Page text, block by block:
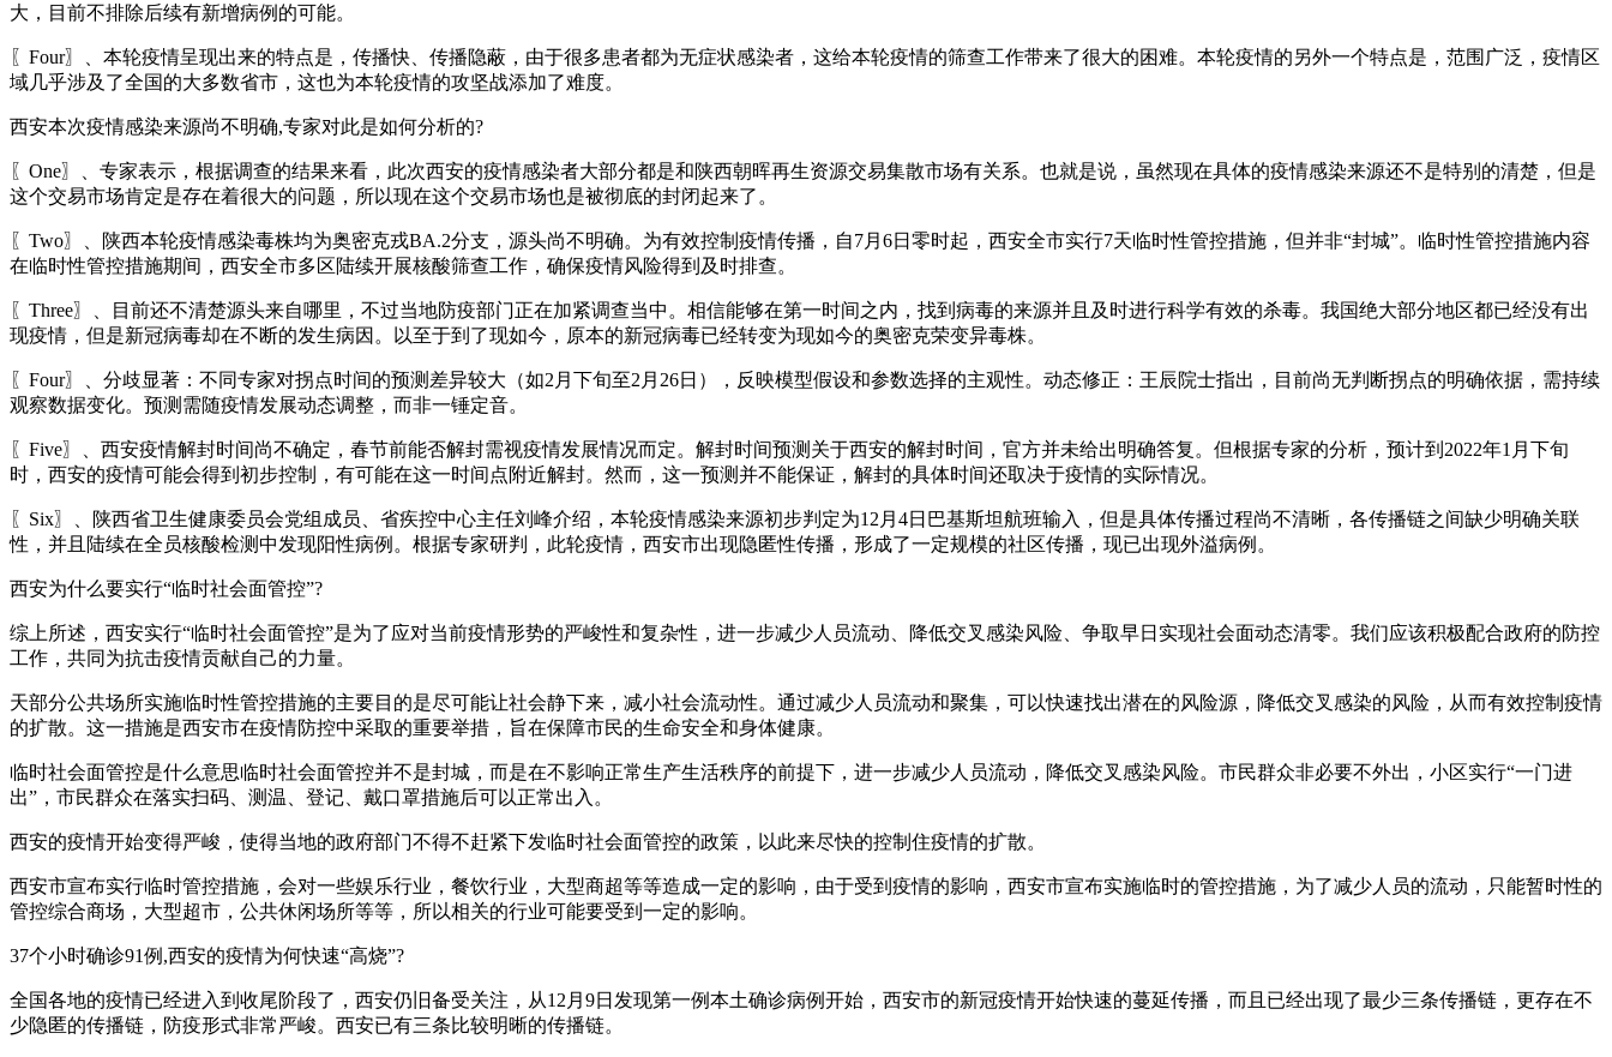
大，目前不排除后续有新增病例的可能。
〖Four〗、本轮疫情呈现出来的特点是，传播快、传播隐蔽，由于很多患者都为无症状感染者，这给本轮疫情的筛查工作带来了很大的困难。本轮疫情的另外一个特点是，范围广泛，疫情区
域几乎涉及了全国的大多数省市，这也为本轮疫情的攻坚战添加了难度。
西安本次疫情感染来源尚不明确,专家对此是如何分析的?
〖One〗、专家表示，根据调查的结果来看，此次西安的疫情感染者大部分都是和陕西朝晖再生资源交易集散市场有关系。也就是说，虽然现在具体的疫情感染来源还不是特别的清楚，但是
这个交易市场肯定是存在着很大的问题，所以现在这个交易市场也是被彻底的封闭起来了。
〖Two〗、陕西本轮疫情感染毒株均为奥密克戎BA.2分支，源头尚不明确。为有效控制疫情传播，自7月6日零时起，西安全市实行7天临时性管控措施，但并非“封城”。临时性管控措施内容
在临时性管控措施期间，西安全市多区陆续开展核酸筛查工作，确保疫情风险得到及时排查。
〖Three〗、目前还不清楚源头来自哪里，不过当地防疫部门正在加紧调查当中。相信能够在第一时间之内，找到病毒的来源并且及时进行科学有效的杀毒。我国绝大部分地区都已经没有出
现疫情，但是新冠病毒却在不断的发生病因。以至于到了现如今，原本的新冠病毒已经转变为现如今的奥密克荣变异毒株。
〖Four〗、分歧显著：不同专家对拐点时间的预测差异较大（如2月下旬至2月26日），反映模型假设和参数选择的主观性。动态修正：王辰院士指出，目前尚无判断拐点的明确依据，需持续
观察数据变化。预测需随疫情发展动态调整，而非一锤定音。
〖Five〗、西安疫情解封时间尚不确定，春节前能否解封需视疫情发展情况而定。解封时间预测关于西安的解封时间，官方并未给出明确答复。但根据专家的分析，预计到2022年1月下旬
时，西安的疫情可能会得到初步控制，有可能在这一时间点附近解封。然而，这一预测并不能保证，解封的具体时间还取决于疫情的实际情况。
〖Six〗、陕西省卫生健康委员会党组成员、省疾控中心主任刘峰介绍，本轮疫情感染来源初步判定为12月4日巴基斯坦航班输入，但是具体传播过程尚不清晰，各传播链之间缺少明确关联
性，并且陆续在全员核酸检测中发现阳性病例。根据专家研判，此轮疫情，西安市出现隐匿性传播，形成了一定规模的社区传播，现已出现外溢病例。
西安为什么要实行“临时社会面管控”?
综上所述，西安实行“临时社会面管控”是为了应对当前疫情形势的严峻性和复杂性，进一步减少人员流动、降低交叉感染风险、争取早日实现社会面动态清零。我们应该积极配合政府的防控
工作，共同为抗击疫情贡献自己的力量。
天部分公共场所实施临时性管控措施的主要目的是尽可能让社会静下来，减小社会流动性。通过减少人员流动和聚集，可以快速找出潜在的风险源，降低交叉感染的风险，从而有效控制疫情
的扩散。这一措施是西安市在疫情防控中采取的重要举措，旨在保障市民的生命安全和身体健康。
临时社会面管控是什么意思临时社会面管控并不是封城，而是在不影响正常生产生活秩序的前提下，进一步减少人员流动，降低交叉感染风险。市民群众非必要不外出，小区实行“一门进
出”，市民群众在落实扫码、测温、登记、戴口罩措施后可以正常出入。
西安的疫情开始变得严峻，使得当地的政府部门不得不赶紧下发临时社会面管控的政策，以此来尽快的控制住疫情的扩散。
西安市宣布实行临时管控措施，会对一些娱乐行业，餐饮行业，大型商超等等造成一定的影响，由于受到疫情的影响，西安市宣布实施临时的管控措施，为了减少人员的流动，只能暂时性的
管控综合商场，大型超市，公共休闲场所等等，所以相关的行业可能要受到一定的影响。
37个小时确诊91例,西安的疫情为何快速“高烧”?
全国各地的疫情已经进入到收尾阶段了，西安仍旧备受关注，从12月9日发现第一例本土确诊病例开始，西安市的新冠疫情开始快速的蔓延传播，而且已经出现了最少三条传播链，更存在不
少隐匿的传播链，防疫形式非常严峻。西安已有三条比较明晰的传播链。